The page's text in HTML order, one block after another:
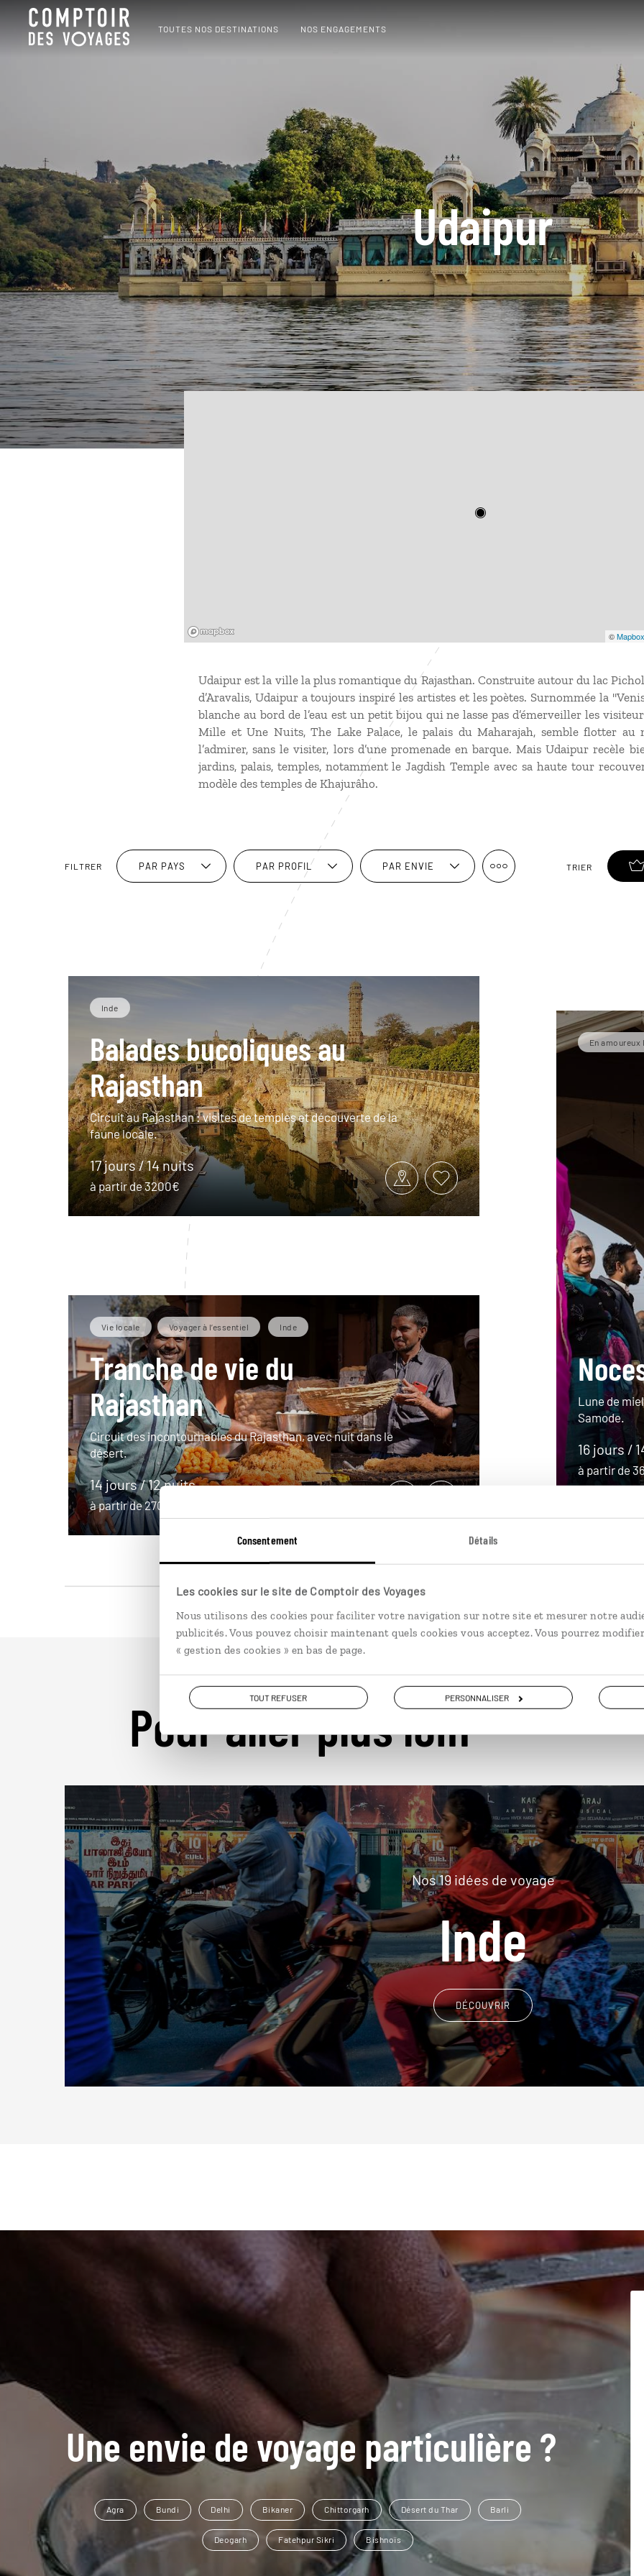
Consentement Détails
Les cookies sur le site de Comptoir des Voyages
Nous utilisons des cookies pour faciliter votre navigation sur notre site et mesurer notre
publicités. Vous pouvez choisir maintenant quels cookies vous acceptez. Vous pourrez
« gestion des cookies » en bas de page.
TOUT REFUSER PERSONNALISER
TOUTES NOS DESTINATIONS NOS ENGAGEMENTS
Udaipur
©Mapbox
Udaipur est la ville la plus romantique du Rajasthan. Construite autour du lac
d’Aravalis, Udaipur a toujours inspiré les artistes et les poètes. Surnommée la
blanche au bord de l’eau est un petit bijou qui ne lasse pas d’émerveiller les
Mille et Une Nuits, The Lake Palace, le palais du Maharajah, semble flotter
l’admirer, sans le visiter, lors d’une promenade en barque. Mais Udaipur recèle
jardins, palais, temples, notamment le Jagdish Temple avec sa haute tour
modèle des temples de Khajurâho.
FILTRER PAR PAYS PAR PROFIL PAR ENVIE TRIER
Inde
Balades bucoliques au
Rajasthan
Circuit au Rajasthan : visites de temples et découverte de la
faune locale.
17 jours / 14 nuits
à partir de 3200€
Vie locale Voyager à l’essentiel Inde
Tranche de vie du
Rajasthan
Circuit des incontournables du Rajasthan, avec nuit dans le
désert.
14 jours / 12 nuits
à partir de 2700€
En amoureux
Lune de
Samode.
16 jours /
à partir de
Pour aller plus loin
Nos 19 idées de voyage
Inde
DÉCOUVRIR
Une envie de voyage particulière ?
Agra Bundi Delhi Bikaner Chittorgarh Désert du Thar Barli
Deogarh Fatehpur Sikri Bishnoïs